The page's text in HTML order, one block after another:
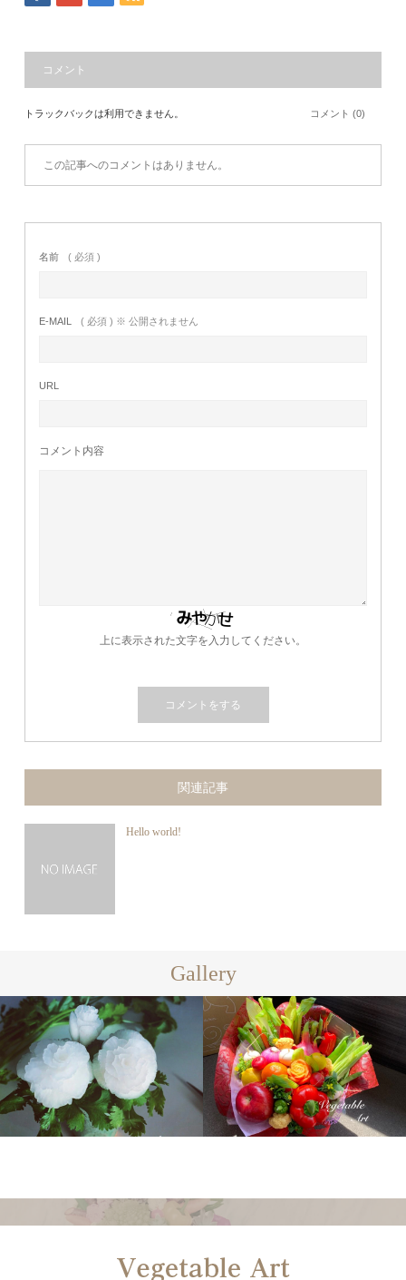
コメント
トラックバックは利用できません。 コメント (0)
この記事へのコメントはありません。
名前 ( 必須 )
E-MAIL ( 必須 ) ※ 公開されません
URL
コメント内容
上に表示された文字を入力してください。
関連記事
Hello world!
Gallery